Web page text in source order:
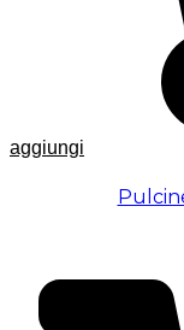
aggiungi